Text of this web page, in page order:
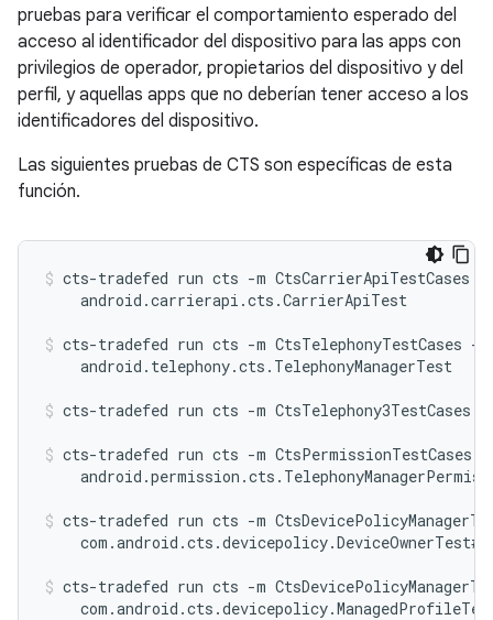
pruebas para verificar el comportamiento esperado del
acceso al identificador del dispositivo para las apps con
privilegios de operador, propietarios del dispositivo y del
perfil, y aquellas apps que no deberían tener acceso a los
identificadores del dispositivo.
Las siguientes pruebas de CTS son específicas de esta
función.
cts-tradefed run cts -m CtsCarrierApiTestCases
    android.carrierapi.cts.CarrierApiTest
cts-tradefed run cts -m CtsTelephonyTestCases -t
    android.telephony.cts.TelephonyManagerTest
cts-tradefed run cts -m CtsTelephony3TestCases
cts-tradefed run cts -m CtsPermissionTestCases
cts-tradefed run cts -m
cts-tradefed run cts -m